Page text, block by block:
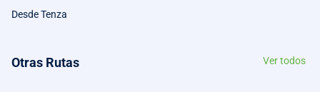
Desde Tenza
Otras Rutas Ver todos